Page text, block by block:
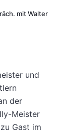
mit Walter
und
der
Meister
Gast im